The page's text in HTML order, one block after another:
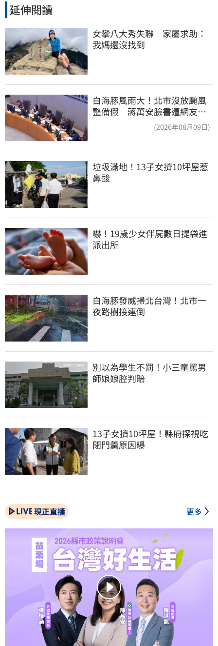
延伸閱讀
女攀八大秀失聯　家屬求助：
我媽還沒找到
白海豚風雨大！北市沒放颱風
整備假 蔣萬安臉書遭網友灌
(2026年08月09日)
垃圾滿地！13子女擠10坪屋惹
鼻酸
嚇！19歲少女伴屍數日提袋進
派出所
白海豚發威掃北台灣！北市一
夜路樹接連倒
別以為學生不罰！小三童罵男
師娘娘腔判賠
13子女擠10坪屋！縣府探視吃
閉門羹原因曝
現正直播 更多